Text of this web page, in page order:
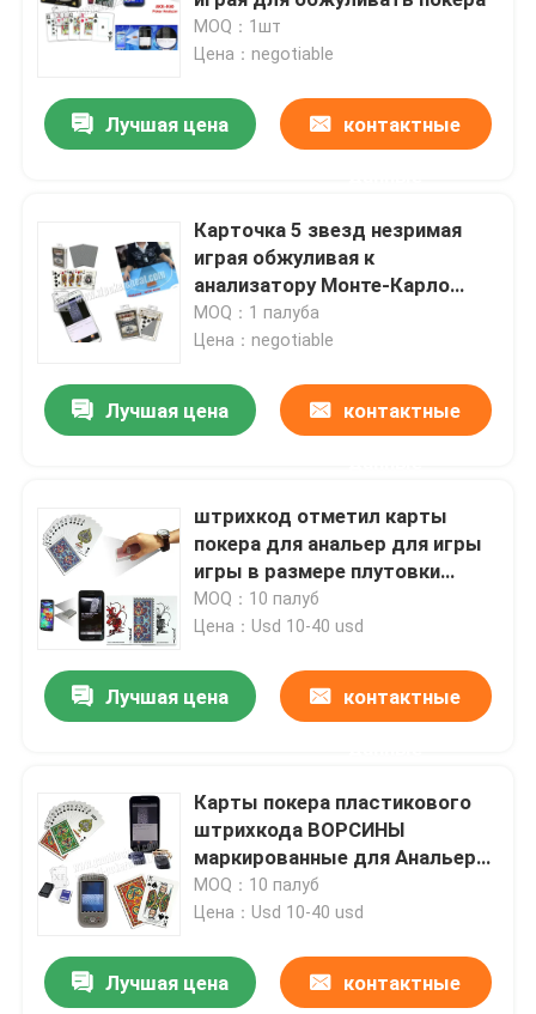
Програмное обеспечение анализа покера
Прибор плутовки покера
Играя в азартные игры вспомогательное
MOQ：1шт
Цена：negotiable
Лучшая цена контактные
Карточка 5 звезд незримая
играя обжуливая к
анализатору Монте-Карло
покера
MOQ：1 палуба
Цена：negotiable
Лучшая цена контактные
штрихкод отметил карты
покера для анальер для игры
игры в размере плутовки
покера регулярном
MOQ：10 палуб
Цена：Usd 10-40 usd
Лучшая цена контактные
Карты покера пластикового
штрихкода ВОРСИНЫ
маркированные для Анальер
для игры игры в плутовке
покера
MOQ：10 палуб
Цена：Usd 10-40 usd
Лучшая цена контактные